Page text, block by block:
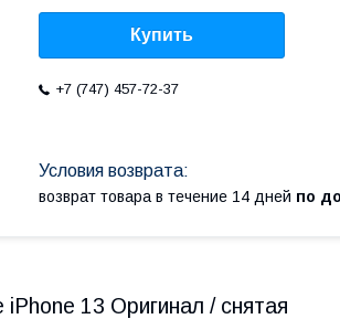
Купить
+7 (747) 457-72-37
возврат товара в течение 14 дней по
13 Оригинал / снятая